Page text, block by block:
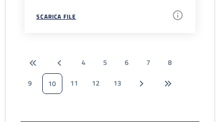
SCARICA FILE
4 5 6 7
8
9
10 11 12 13